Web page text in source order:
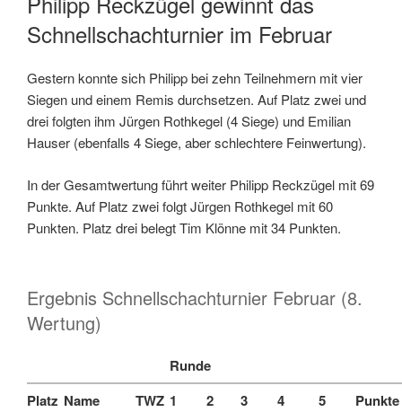
Schnellschachturnier im Februar
Gestern konnte sich Philipp bei zehn Teilnehmern mit vier
Siegen und einem Remis durchsetzen. Auf Platz zwei und
drei folgten ihm Jürgen Rothkegel (4 Siege) und Emilian
Hauser (ebenfalls 4 Siege, aber schlechtere Feinwertung).
In der Gesamtwertung führt weiter Philipp Reckzügel mit 69
Punkte. Auf Platz zwei folgt Jürgen Rothkegel mit 60
Punkten. Platz drei belegt Tim Klönne mit 34 Punkten.
Ergebnis Schnellschachturnier Februar (8.
Wertung)
Runde
Platz Name TWZ 1 2 3 4 5 Punkte